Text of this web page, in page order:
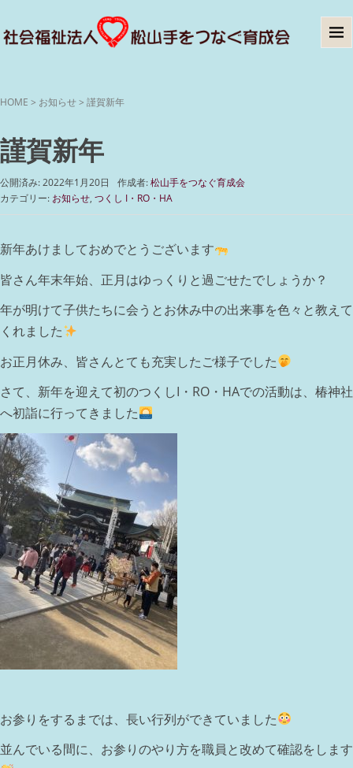
HOME > お知らせ> 謹賀新年
謹賀新年
公開済み: 2022年1月20日 作成者:松山手をつなぐ育成会
カテゴリー: お知らせ, つくし I・RO・HA
新年あけましておめでとうございます
皆さん年末年始、正月はゆっくりと過ごせたでしょうか？
年が明けて子供たちに会うとお休み中の出来事を色々と教えて
くれました
お正月休み、皆さんとても充実したご様子でした
さて、新年を迎えて初のつくしI・RO・HAでの活動は、椿神社
へ初詣に行ってきました
お参りをするまでは、長い行列ができていました
並んでいる間に、お参りのやり方を職員と改めて確認をします